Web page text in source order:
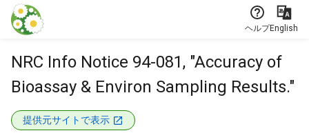
本文に飛ぶ
ヘルプEnglish
NRC Info Notice 94-081, "Accuracy of
Bioassay & Environ Sampling Results."
提供元サイトで表示